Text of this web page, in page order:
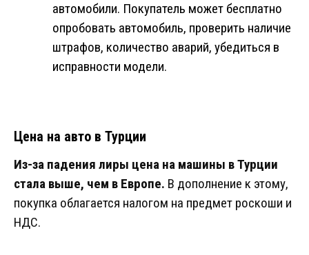
автомобили. Покупатель может бесплатно
опробовать автомобиль, проверить наличие
штрафов, количество аварий, убедиться в
исправности модели.
Цена на авто в Турции
Из-за падения лиры цена на машины в Турции
стала выше, чем в Европе. В дополнение к этому,
покупка облагается налогом на предмет роскоши и
НДС.